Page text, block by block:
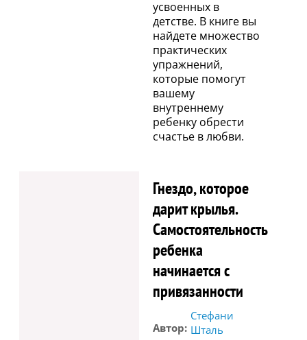
усвоенных в
детстве. В книге вы
найдете множество
практических
упражнений,
которые помогут
вашему
внутреннему
ребенку обрести
счастье в любви.
Гнездо, которое
дарит крылья.
Самостоятельность
ребенка
начинается с
привязанности
Автор:
Стефани
Шталь